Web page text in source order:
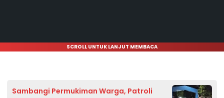
SCROLL UNTUK LANJUT MEMBACA
Sambangi Permukiman Warga, Patroli